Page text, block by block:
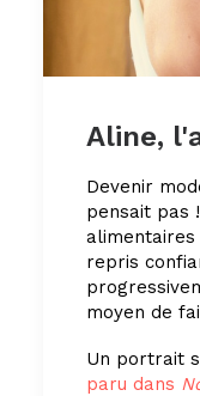
Aline,
Devenir
pensait pas
alimentaires
repris
moyen de
Un portrait
paru dans